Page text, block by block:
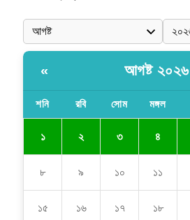
« আগষ্ট ২০২৬
শনি রবি সোম মঙ্গল
১ ২ ৩ ৪
৮ ৯ ১০ ১১
১৫ ১৬ ১৭ ১৮